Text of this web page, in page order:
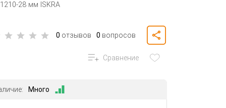
28 мм ISKRA
0 отзывов 0 вопросов
Сравнение
Много